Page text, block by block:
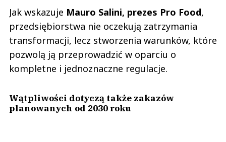
Jak wskazuje Mauro Salini, prezes Pro Food,
przedsiębiorstwa nie oczekują zatrzymania
transformacji, lecz stworzenia warunków, które
pozwolą ją przeprowadzić w oparciu o
kompletne i jednoznaczne regulacje.
Wątpliwości dotyczą także zakazów
planowanych od 2030 roku